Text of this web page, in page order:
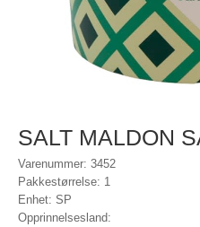
SALT MALDON
Varenummer: 3452
Pakkestørrelse: 1
Enhet: SP
Opprinnelsesland: